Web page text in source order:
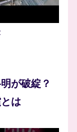
が破綻？
は